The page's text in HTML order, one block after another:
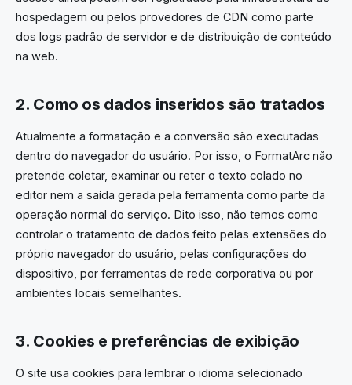
hospedagem ou pelos provedores de CDN como parte
dos logs padrão de servidor e de distribuição de conteúdo
na web.
2. Como os dados inseridos são tratados
Atualmente a formatação e a conversão são executadas
dentro do navegador do usuário. Por isso, o FormatArc não
pretende coletar, examinar ou reter o texto colado no
editor nem a saída gerada pela ferramenta como parte da
operação normal do serviço. Dito isso, não temos como
controlar o tratamento de dados feito pelas extensões do
próprio navegador do usuário, pelas configurações do
dispositivo, por ferramentas de rede corporativa ou por
ambientes locais semelhantes.
3. Cookies e preferências de exibição
O site usa cookies para lembrar o idioma selecionado